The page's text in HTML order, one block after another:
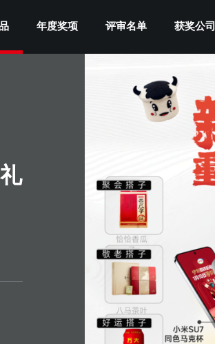
年度奖项 评审名单 获奖公司